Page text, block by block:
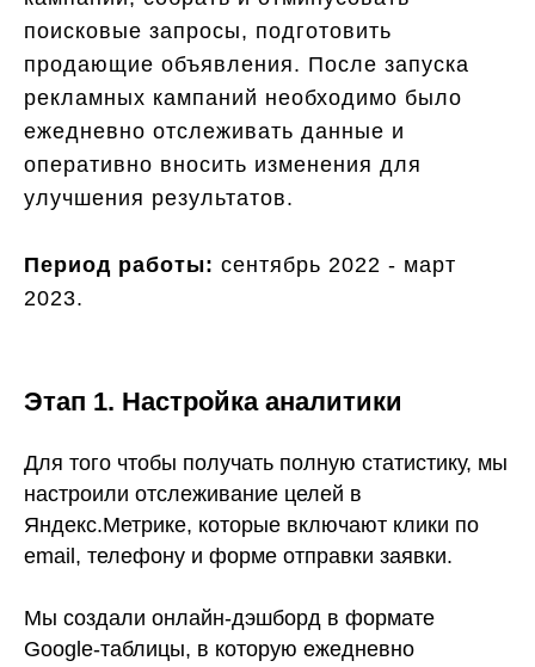
поисковые запросы, подготовить
продающие объявления. После запуска
рекламных кампаний необходимо было
ежедневно отслеживать данные и
оперативно вносить изменения для
улучшения результатов.
Период работы: сентябрь 2022 - март
2023.
Этап 1. Настройка аналитики
Для того чтобы получать полную статистику, мы
настроили отслеживание целей в
Яндекс.Метрике, которые включают клики по
email, телефону и форме отправки заявки.
Мы создали онлайн-дэшборд в формате
Google-таблицы, в которую ежедневно